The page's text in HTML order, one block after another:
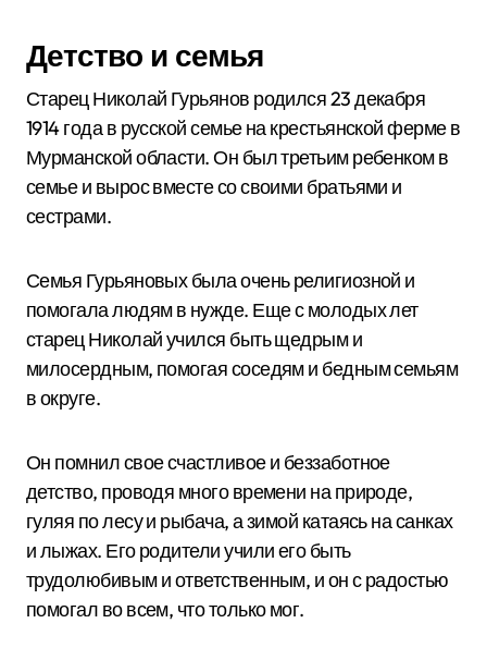
Детство и семья
Старец Николай Гурьянов родился 23 декабря
1914 года в русской семье на крестьянской ферме в
Мурманской области. Он был третьим ребенком в
семье и вырос вместе со своими братьями и
сестрами.
Семья Гурьяновых была очень религиозной и
помогала людям в нужде. Еще с молодых лет
старец Николай учился быть щедрым и
милосердным, помогая соседям и бедным семьям
в округе.
Он помнил свое счастливое и беззаботное
детство, проводя много времени на природе,
гуляя по лесу и рыбача, а зимой катаясь на санках
и лыжах. Его родители учили его быть
трудолюбивым и ответственным, и он с радостью
помогал во всем, что только мог.